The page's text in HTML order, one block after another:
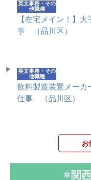
英文事務・その
他職種
【在宅メイン！】
事 （品川区）
英文事務・その
他職種
飲料製造装置メーカ
仕事 （品川区）
お